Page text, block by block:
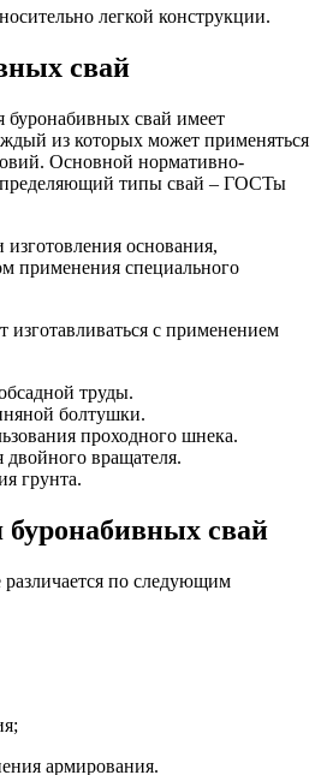
легкой конструкции.
свай
буронабивных свай имеет
из которых может применяться
Основной нормативно-
типы свай – ГОСТы
основания,
применения специального
изготавливаться с применением
труды.
болтушки.
проходного шнека.
двойного вращателя.
грунта.
свай
по следующим
армирования.